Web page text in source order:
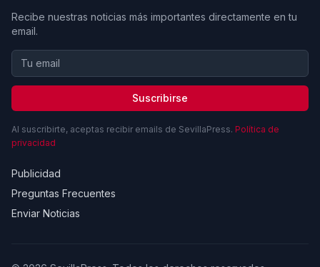
Recibe nuestras noticias más importantes directamente en tu
email.
Suscribirse
Al suscribirte, aceptas recibir emails de SevillaPress. Política de
privacidad
Publicidad
Preguntas Frecuentes
Enviar Noticias